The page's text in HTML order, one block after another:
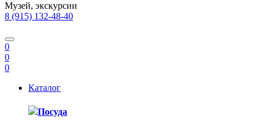
Музей, экскурсии
8 (915) 132-48-40
0
0
0
Каталог
Посуда